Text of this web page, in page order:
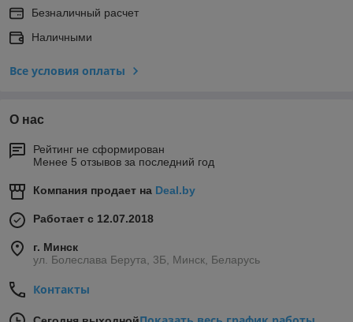
Безналичный расчет
Наличными
Все условия оплаты
О нас
Рейтинг не сформирован
Менее 5 отзывов за последний год
Компания продает на Deal.by
Работает с 12.07.2018
г. Минск
ул. Болеслава Берута, 3Б, Минск, Беларусь
Контакты